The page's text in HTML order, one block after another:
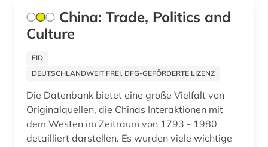
archivalien (4)
archive (1)
archivwesen (2)
Griechenland (Altertum) (7)
Großbritannien (22)
China: Trade, Politics and
Culture
FID
DEUTSCHLANDWEIT FREI, DFG-GEFÖRDERTE LIZENZ
Die Datenbank bietet eine große Vielfalt von
Originalquellen, die Chinas Interaktionen mit
dem Westen im Zeitraum von 1793 - 1980
detailliert darstellen. Es wurden viele wichtige